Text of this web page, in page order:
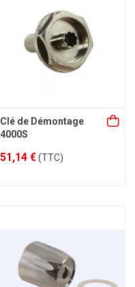
Clé de Démontage
4000S
51,14 €(TTC)